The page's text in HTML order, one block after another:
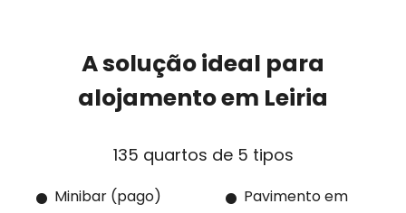
A solução ideal para
alojamento em Leiria
alcatifa